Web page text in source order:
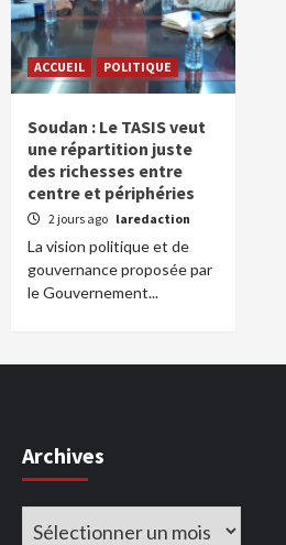
ACCUEIL POLITIQUE
Soudan : Le TASIS veut
une répartition juste
des richesses entre
centre et périphéries
2 jours ago laredaction
La vision politique et de
gouvernance proposée par
le Gouvernement...
Archives
Archives